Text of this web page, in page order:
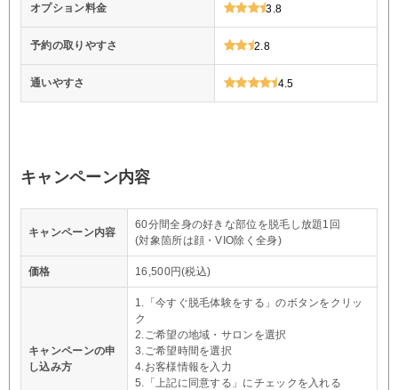
オプション料金 3.8
予約の取りやすさ 2.8
通いやすさ 4.5
キャンペーン内容
キャンペーン内容
60分間全身の好きな部位を脱毛し放題1回
(対象箇所は顔・VIO除く全身)
価格 16,500円(税込)
キャンペーンの申
し込み方
1.「今すぐ脱毛体験をする」のボタンをクリッ
ク
2.ご希望の地域・サロンを選択
3.ご希望時間を選択
4.お客様情報を入力
5.「上記に同意する」にチェックを入れる